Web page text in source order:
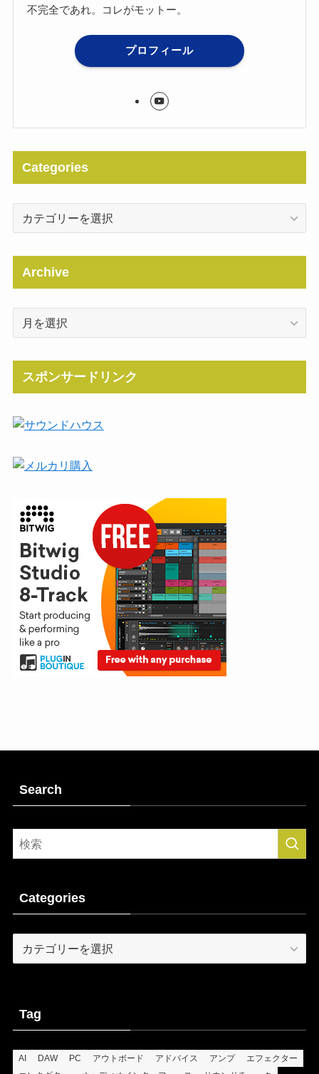
不完全であれ。コレがモットー。
プロフィール
Categories
Categories
Archive
Archive
スポンサードリンク
Search
Categories
Categories
Tag
AI DAW PC アウトボード アドバイス アンプ
エフェクター